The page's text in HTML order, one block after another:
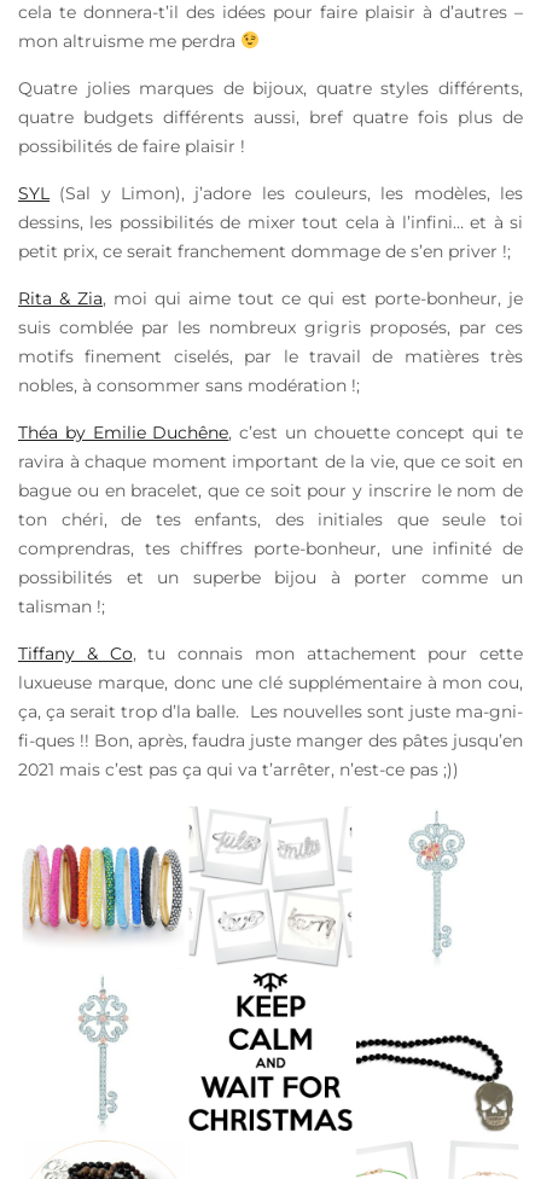
cela te donnera-t’il des idées pour faire plaisir à d’autres –
mon altruisme me perdra
Quatre jolies marques de bijoux, quatre styles différents,
quatre budgets différents aussi, bref quatre fois plus de
possibilités de faire plaisir !
SYL (Sal y Limon), j’adore les couleurs, les modèles, les
dessins, les possibilités de mixer tout cela à l’infini… et à si
petit prix, ce serait franchement dommage de s’en priver !;
Rita & Zia, moi qui aime tout ce qui est porte-bonheur, je
suis comblée par les nombreux grigris proposés, par ces
motifs finement ciselés, par le travail de matières très
nobles, à consommer sans modération !;
Théa by Emilie Duchêne, c’est un chouette concept qui te
ravira à chaque moment important de la vie, que ce soit en
bague ou en bracelet, que ce soit pour y inscrire le nom de
ton chéri, de tes enfants, des initiales que seule toi
comprendras, tes chiffres porte-bonheur, une infinité de
possibilités et un superbe bijou à porter comme un
talisman !;
Tiffany & Co, tu connais mon attachement pour cette
luxueuse marque, donc une clé supplémentaire à mon cou,
ça, ça serait trop d’la balle. Les nouvelles sont juste ma-gni-
fi-ques !! Bon, après, faudra juste manger des pâtes jusqu’en
2021 mais c’est pas ça qui va t’arrêter, n’est-ce pas ;))